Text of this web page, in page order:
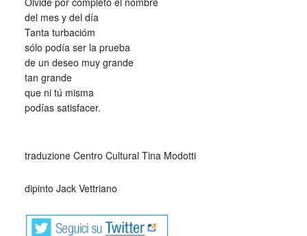
del mes y del día
Tanta turbacióm
sólo podía ser la prueba
de un deseo muy grande
tan grande
que ni tú misma
podías satisfacer.
traduzione Centro Cultural Tina Modotti
dipinto Jack Vettriano